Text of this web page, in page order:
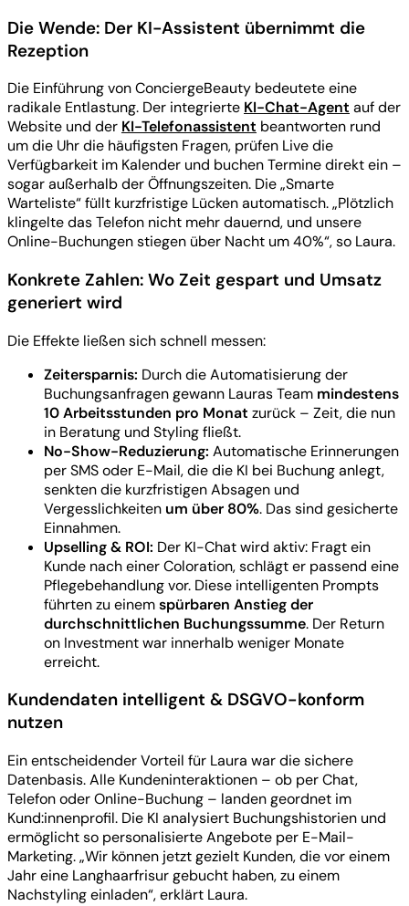
Die Wende: Der KI-Assistent übernimmt die
Rezeption
Die Einführung von ConciergeBeauty bedeutete eine
radikale Entlastung. Der integrierte KI-Chat-Agent auf der
Website und der KI-Telefonassistent beantworten rund
um die Uhr die häufigsten Fragen, prüfen Live die
Verfügbarkeit im Kalender und buchen Termine direkt ein –
sogar außerhalb der Öffnungszeiten. Die „Smarte
Warteliste“ füllt kurzfristige Lücken automatisch. „Plötzlich
klingelte das Telefon nicht mehr dauernd, und unsere
Online-Buchungen stiegen über Nacht um 40%“, so Laura.
Konkrete Zahlen: Wo Zeit gespart und Umsatz
generiert wird
Die Effekte ließen sich schnell messen:
Zeitersparnis: Durch die Automatisierung der
Buchungsanfragen gewann Lauras Team mindestens
10 Arbeitsstunden pro Monat zurück – Zeit, die nun
in Beratung und Styling fließt.
No-Show-Reduzierung: Automatische Erinnerungen
per SMS oder E-Mail, die die KI bei Buchung anlegt,
senkten die kurzfristigen Absagen und
Vergesslichkeiten um über 80%. Das sind gesicherte
Einnahmen.
Upselling & ROI: Der KI-Chat wird aktiv: Fragt ein
Kunde nach einer Coloration, schlägt er passend eine
Pflegebehandlung vor. Diese intelligenten Prompts
führten zu einemspürbaren Anstieg der
durchschnittlichen Buchungssumme. Der Return
on Investment war innerhalb weniger Monate
erreicht.
Kundendaten intelligent & DSGVO-konform
nutzen
Ein entscheidender Vorteil für Laura war die sichere
Datenbasis. Alle Kundeninteraktionen – ob per Chat,
Telefon oder Online-Buchung – landen geordnet im
Kund:innenprofil. Die KI analysiert Buchungshistorien und
ermöglicht so personalisierte Angebote per E-Mail-
Marketing. „Wir können jetzt gezielt Kunden, die vor einem
Jahr eine Langhaarfrisur gebucht haben, zu einem
Nachstyling einladen“, erklärt Laura.